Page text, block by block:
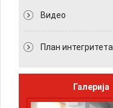
Видео
План интегритета
Галерија